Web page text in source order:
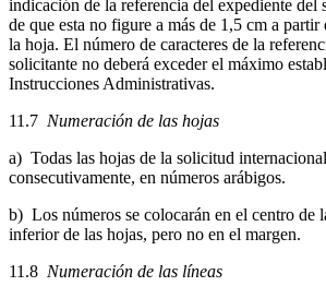
indicación de la referencia del expediente del
de que esta no figure a más de 1,5 cm a
la hoja. El número de caracteres de la
solicitante no deberá exceder el máximo
Instrucciones Administrativas.
11.7 Numeración de las hojas
a) Todas las hojas de la solicitud
consecutivamente, en números arábigos.
b) Los números se colocarán en el centro de
inferior de las hojas, pero no en el margen.
11.8 Numeración de las líneas